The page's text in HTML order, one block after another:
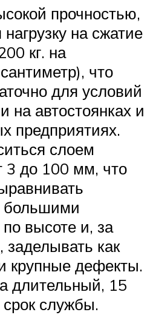
прочностью,
на сжатие
кг. на
что
для условий
на автостоянках и
предприятиях.
слоем
3 до 100 мм, что
большими
высоте и, за
заделывать как
крупные дефекты.
длительный, 15
службы.